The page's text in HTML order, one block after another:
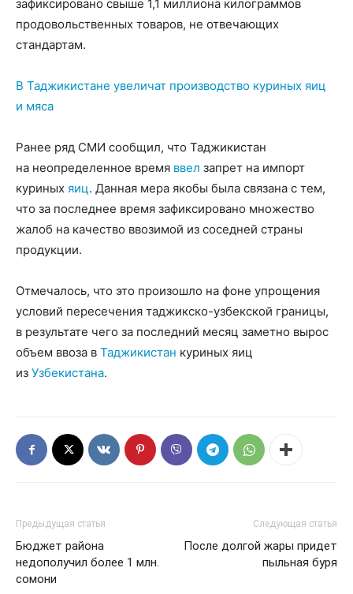
зафиксировано свыше 1,1 миллиона килограммов
продовольственных товаров, не отвечающих
стандартам.
В Таджикистане увеличат производство куриных яиц
и мяса
Ранее ряд СМИ сообщил, что Таджикистан
на неопределенное время ввел запрет на импорт
куриных яиц. Данная мера якобы была связана с тем,
что за последнее время зафиксировано множество
жалоб на качество ввозимой из соседней страны
продукции.
Отмечалось, что это произошло на фоне упрощения
условий пересечения таджикско-узбекской границы,
в результате чего за последний месяц заметно вырос
объем ввоза в Таджикистан куриных яиц
из Узбекистана.
Предыдущая статья
Бюджет района
недополучил более 1 млн.
сомони
Следующая статья
После долгой жары придет
пыльная буря